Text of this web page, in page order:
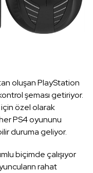
oluşan PlayStation
şeması getiriyor.
için özel olarak
PS4 oyununu
duruma geliyor.
biçimde çalışıyor
rahat